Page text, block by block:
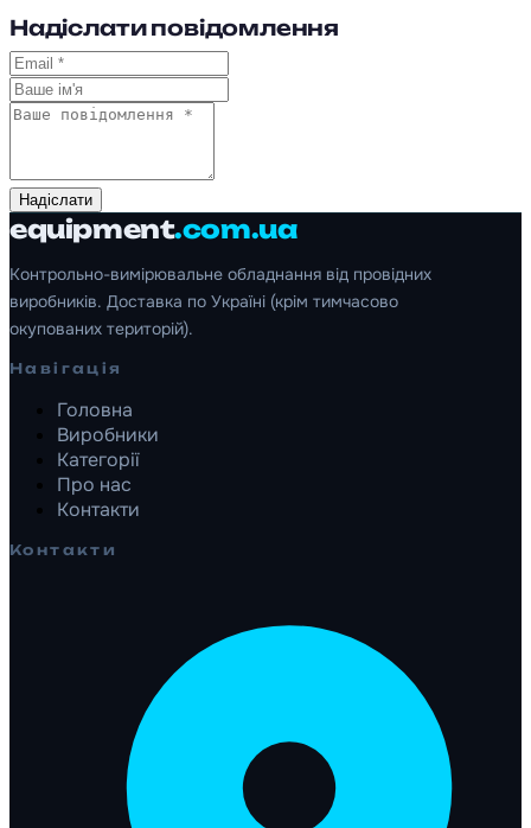
Надіслати повідомлення
Надіслати
equipment.com.ua
Контрольно-вимірювальне обладнання від провідних
виробників. Доставка по Україні (крім тимчасово
окупованих територій).
Навігація
Головна
Виробники
Категорії
Про нас
Контакти
Контакти